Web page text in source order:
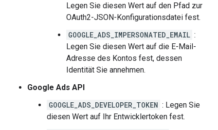
Legen Sie diesen Wert auf den Pfad zur
OAuth2-JSON-Konfigurationsdatei fest.
GOOGLE_ADS_IMPERSONATED_EMAIL :
Legen Sie diesen Wert auf die E-Mail-
Adresse des Kontos fest, dessen
Identität Sie annehmen.
Google Ads API
GOOGLE_ADS_DEVELOPER_TOKEN : Legen Sie
diesen Wert auf Ihr Entwicklertoken fest.